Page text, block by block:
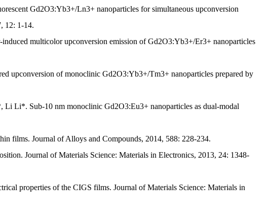
Gd2O3:Yb3+/Ln3+ nanoparticles for simultaneous upconversion
12: 1-14.
multicolor upconversion emission of Gd2O3:Yb3+/Er3+ nanoparticles
upconversion of monoclinic Gd2O3:Yb3+/Tm3+ nanoparticles prepared by
Li*. Sub-10 nm monoclinic Gd2O3:Eu3+ nanoparticles as dual-modal
films. Journal of Alloys and Compounds, 2014, 588: 228-234.
Journal of Materials Science: Materials in Electronics, 2013, 24: 1348-
properties of the CIGS films. Journal of Materials Science: Materials in